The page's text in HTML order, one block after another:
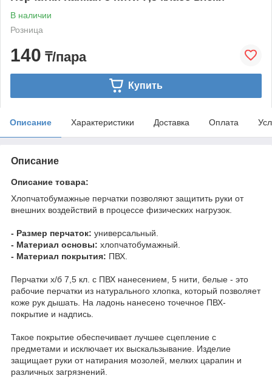
В наличии
Розница
140 ₸/пара
Купить
Описание Характеристики Доставка Оплата
Описание
Описание товара:
Хлопчатобумажные перчатки позволяют защитить руки от
внешних воздействий в процессе физических нагрузок.
- Размер перчаток: универсальный.
- Материал основы: хлопчатобумажный.
- Материал покрытия: ПВХ.
Перчатки х/б 7,5 кл. с ПВХ нанесением, 5 нити, белые - это
рабочие перчатки из натурального хлопка, который позволяет
коже рук дышать. На ладонь нанесено точечное ПВХ-
покрытие и надпись.
Такое покрытие обеспечивает лучшее сцепление с
предметами и исключает их выскальзывание. Изделие
защищает руки от натирания мозолей, мелких царапин и
различных загрязнений.